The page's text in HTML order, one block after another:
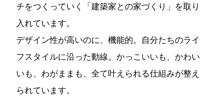
チをつくっていく「建築家との家づくり」を取り
入れています。
デザイン性が高いのに、機能的。自分たちのライ
フスタイルに沿った動線。かっこいいも、かわい
いも、わがままも、全て叶えられる仕組みが整え
られています。